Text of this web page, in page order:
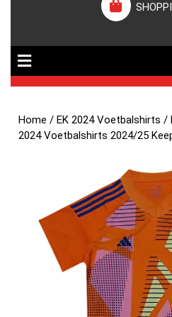
Home /EK 2024 Voetbalshirts /
2024 Voetbalshirts 2024/25